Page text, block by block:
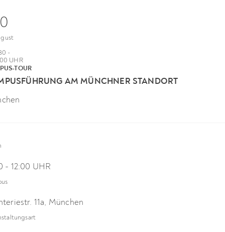
-
UHR
TOUR
AM MÜNCHNER STANDORT
- 12:00 UHR
11a, München